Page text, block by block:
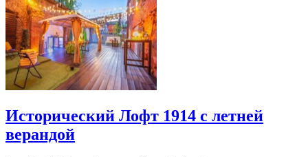
Исторический Лофт 1914 с летней
верандой